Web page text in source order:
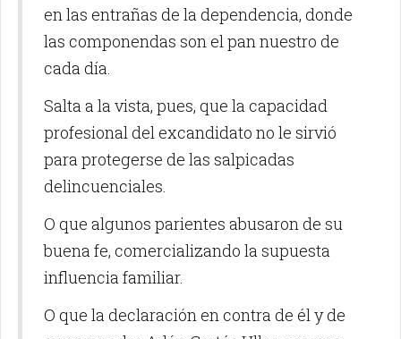
en las entrañas de la dependencia, donde
las componendas son el pan nuestro de
cada día.
Salta a la vista, pues, que la capacidad
profesional del excandidato no le sirvió
para protegerse de las salpicadas
delincuenciales.
O que algunos parientes abusaron de su
buena fe, comercializando la supuesta
influencia familiar.
O que la declaración en contra de él y de